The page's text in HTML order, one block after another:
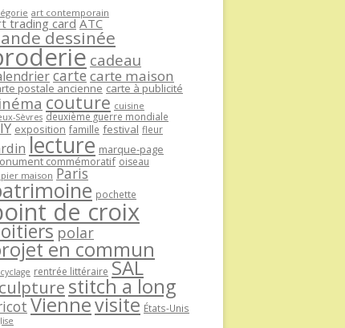
art contemporain
trading card ATC
dessinée
cadeau
cartecarte maison
postale ancienne carte à publicité
couture cuisine
Sèvres deuxième guerre mondiale
exposition famille festival fleur
lecture marque-page
commémoratif oiseau
maison Paris
pochette
de croix
polar
en commun
rentrée littéraire SAL
stitch a long
Viennevisite États-Unis